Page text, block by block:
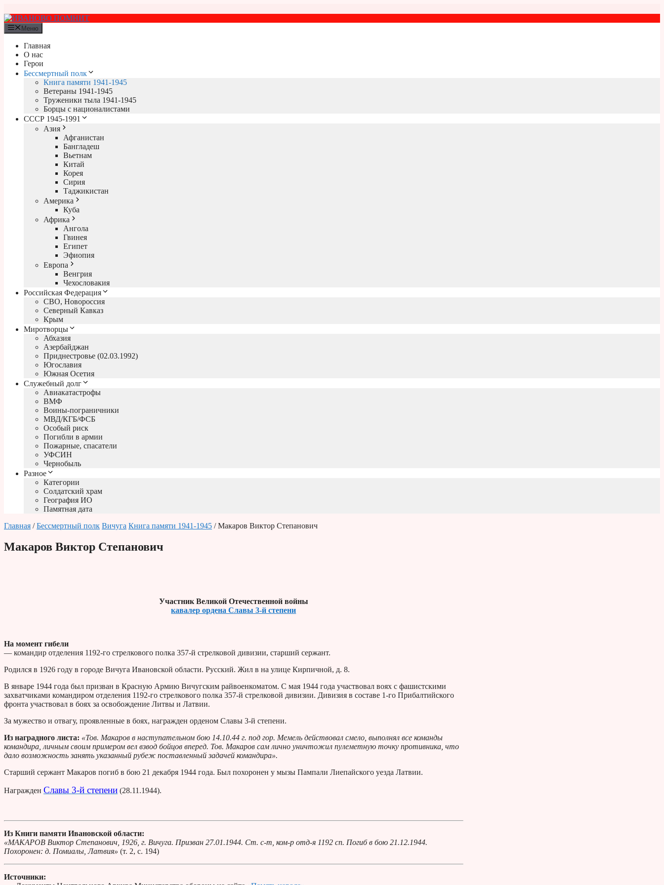
к
содержимому
Меню
Главная
О нас
Герои
Бессмертный полк
Книга памяти 1941-1945
Ветераны 1941-1945
Труженики тыла 1941-1945
Борцы с националистами
СССР 1945-1991
Азия
Афганистан
Бангладеш
Вьетнам
Китай
Корея
Сирия
Таджикистан
Америка
Куба
Африка
Ангола
Гвинея
Египет
Эфиопия
Европа
Венгрия
Чехословакия
Российская Федерация
СВО, Новороссия
Северный Кавказ
Крым
Миротворцы
Абхазия
Азербайджан
Приднестровье (02.03.1992)
Югославия
Южная Осетия
Служебный долг
Авиакатастрофы
ВМФ
Воины-пограничники
МВД/КГБ/ФСБ
Особый риск
Погибли в армии
Пожарные, спасатели
УФСИН
Чернобыль
Разное
Категории
Солдатский храм
География ИО
Памятная дата
Главная /Бессмертный полк Вичуга Книга памяти 1941-1945 / Макаров Виктор Степанович
Макаров Виктор Степанович
Участник Великой Отечественной войны
кавалер ордена Славы 3-й степени
На момент гибели
— командир отделения 1192-го стрелкового полка 357-й стрелковой дивизии, старший сержант.
Родился в 1926 году в городе Вичуга Ивановской области. Русский. Жил в на улице Кирпичной, д. 8.
В январе 1944 года был призван в Красную Армию Вичугским райвоенкоматом. С мая 1944 года участвовал воях с фашистскими
захватчиками командиром отделения 1192-го стрелкового полка 357-й стрелковой дивизии. Дивизия в составе 1-го Прибалтийского
фронта участвовал в боях за освобождение Литвы и Латвии.
За мужество и отвагу, проявленные в боях, награжден орденом Славы 3-й степени.
Из наградного листа: «Тов. Макаров в наступательном бою 14.10.44 г. под гор. Мемель действовал смело, выполнял все команды
командира, личным своим примером вел взвод бойцов вперед. Тов. Макаров сам лично уничтожил пулеметную точку противника, что
дало возможность занять указанный рубеж поставленный задачей командира».
Старший сержант Макаров погиб в бою 21 декабря 1944 года. Был похоронен у мызы Пампали Лиепайского уезда Латвии.
Награжден Славы 3-й степени (28.11.1944).
Из Книги памяти Ивановской области:
«МАКАРОВ Виктор Степанович, 1926, г. Вичуга. Призван 27.01.1944. Ст. с-т, ком-р отд-я 1192 сп. Погиб в бою 21.12.1944.
Похоронен: д. Помиалы, Латвия» (т. 2, с. 194)
Источники: